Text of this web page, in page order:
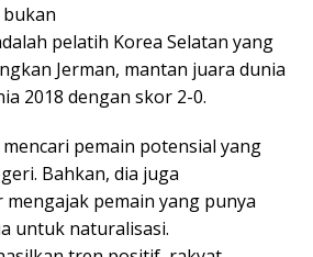
bukan
pelatih Korea Selatan yang
Jerman, mantan juara dunia
2018 dengan skor 2-0.
pemain potensial yang
Bahkan, dia juga
pemain yang punya
untuk naturalisasi.